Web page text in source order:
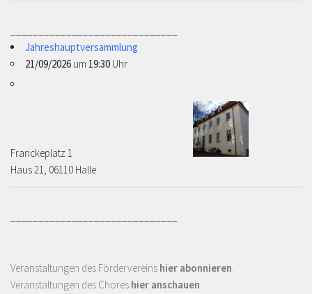
Jahreshauptversammlung
21/09/2026 um 19:30 Uhr
Franckeplatz 1 ­­­­
Haus 21, 06110 Halle
Veranstaltungen des Fördervereins hier abonnieren.
Veranstaltungen des Chores hier anschauen.